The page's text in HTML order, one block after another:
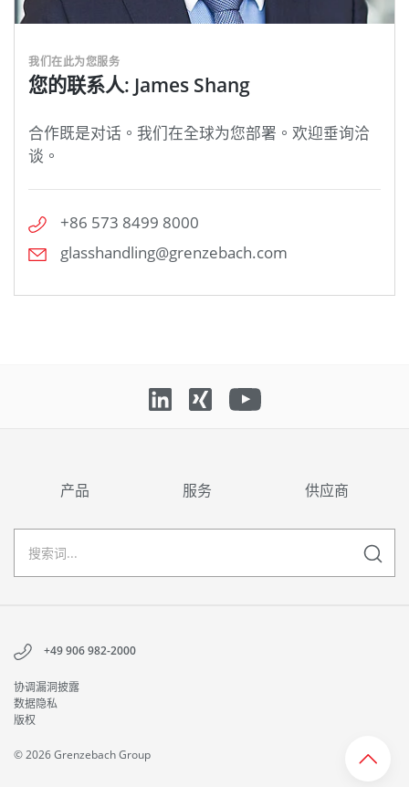
我们在此为您服务
您的联系人: James Shang
合作既是对话。我们在全球为您部署。欢迎垂询洽
谈。
+86 573 8499 8000
glasshandling@grenzebach.com
产品 服务 供应商
+49 906 982-2000
协调漏洞披露
数据隐私
版权
© 2026 Grenzebach Group